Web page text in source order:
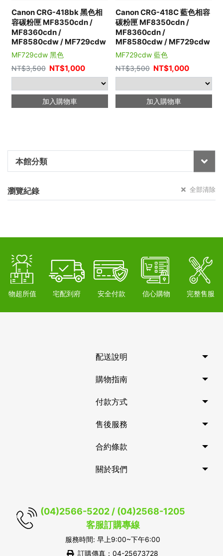
本館分類
瀏覽紀錄 全部清除
Canon CRG-418bk 黑色相
容碳粉匣 MF8350cdn /
MF8360cdn /
MF8580cdw / MF729cdw
MF729cdw 黑色
NT$3,500 NT$1,000
加入購物車
Canon CRG-418C 藍色相容
碳粉匣 MF8350cdn /
MF8360cdn /
MF8580cdw / MF729cdw
MF729cdw 藍色
NT$3,500 NT$1,000
加入購物車
物超所值 宅配到府 安全付款 信心購物 完整售服
配送說明
購物指南
付款方式
售後服務
合約條款
關於我們
(04)2566-5202 / (04)2568-1205
客服訂購專線
服務時間: 早上9:00~下午6:00
訂購傳真：04-25673728